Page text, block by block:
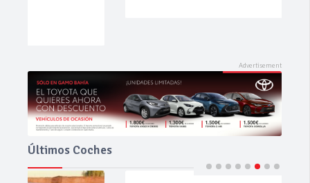
Últimos Coches